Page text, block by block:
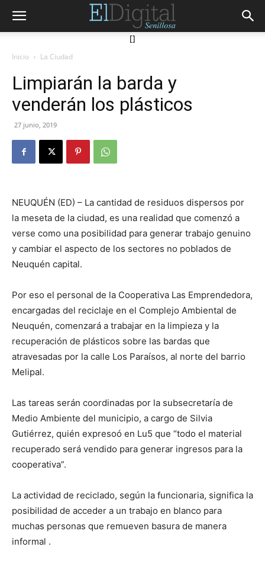
[]
Inicio La Ciudad
Limpiarán la barda y
venderán los plásticos
27 junio, 2019
NEUQUÉN (ED) – La cantidad de residuos dispersos por
la meseta de la ciudad, es una realidad que comenzó a
verse como una posibilidad para generar trabajo genuino
y cambiar el aspecto de los sectores no poblados de
Neuquén capital.
Por eso el personal de la Cooperativa Las Emprendedora,
encargadas del reciclaje en el Complejo Ambiental de
Neuquén, comenzará a trabajar en la limpieza y la
recuperación de plásticos sobre las bardas que
atravesadas por la calle Los Paraísos, al norte del barrio
Melipal.
Las tareas serán coordinadas por la subsecretaría de
Medio Ambiente del municipio, a cargo de Silvia
Gutiérrez, quién expresoó en Lu5 que “todo el material
recuperado será vendido para generar ingresos para la
cooperativa”.
La actividad de reciclado, según la funcionaria, significa la
posibilidad de acceder a un trabajo en blanco para
muchas personas que remueven basura de manera
informal .